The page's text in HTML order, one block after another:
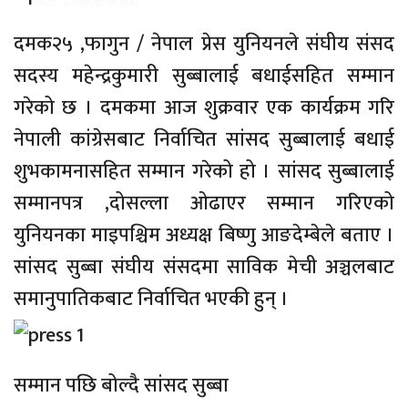
दमक२५ ,फागुन / नेपाल प्रेस युनियनले संघीय संसद
सदस्य महेन्द्रकुमारी सुब्बालाई बधाईसहित सम्मान
गरेको छ । दमकमा आज शुक्रवार एक कार्यक्रम गरि
नेपाली कांग्रेसबाट निर्वाचित सांसद सुब्बालाई बधाई
शुभकामनासहित सम्मान गरेको हो । सांसद सुब्बालाई
सम्मानपत्र ,दोसल्ला ओढाएर सम्मान गरिएको
युनियनका माइपश्चिम अध्यक्ष बिष्णु आङदेम्बेले बताए ।
सांसद सुब्बा संघीय संसदमा साविक मेची अञ्चलबाट
समानुपातिकबाट निर्वाचित भएकी हुन् ।
सम्मान पछि बोल्दै सांसद सुब्बा